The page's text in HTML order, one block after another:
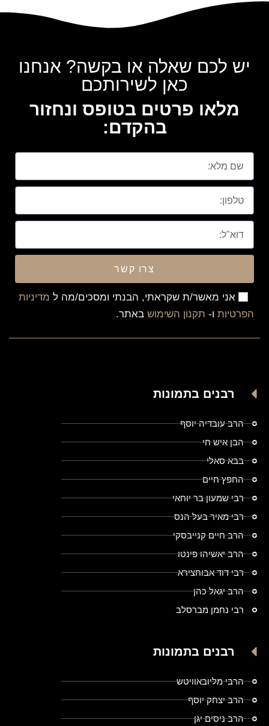
יש לכם שאלה או בקשה? אנחנו
כאן לשירותכם
מלאו פרטים בטופס ונחזור
בהקדם:
אני מאשר/ת שקראתי, הבנתי ומסכים/מה ל מדיניות
הפרטיות ו- תקנון השימוש באתר.
צרו קשר
רבנים בתמונות
הרב עובדיה יוסף
הבן איש חי
בבא סאלי
החפץ חיים
רבי שמעון בר יוחאי
רבי מאיר בעל הנס
הרב חיים קנייבסקי
הרב יאשיהו פינטו
רבי דוד אבוחצירא
הרב יגאל כהן
רבי נחמן מברסלב
רבנים בתמונות
הרבי מליובאוויטש
הרב יצחק יוסף
הרב ניסים יגן